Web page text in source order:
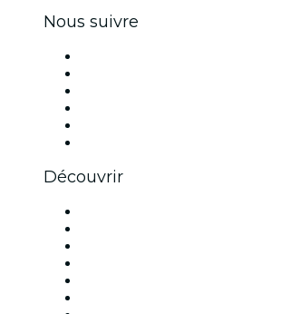
Nous suivre
Découvrir